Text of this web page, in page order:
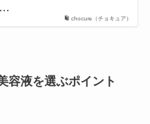
chocure（チョキュア）
容液を選ぶポイント